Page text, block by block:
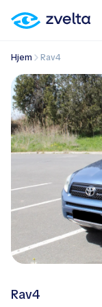
Hjem Rav4
Rav4